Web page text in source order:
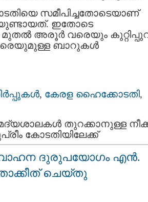
സമീപിച്ചതോടെയാണ്
ഇതോടെ
അരൂര്‍ വരെയും
ബാറുകള്‍
, കേരള ഹൈക്കോടതി,
തുറക്കാനുള്ള
കോടതിയിലേക്ക്
ദുരുപയോഗം എന്‍.
ചെയ്തു